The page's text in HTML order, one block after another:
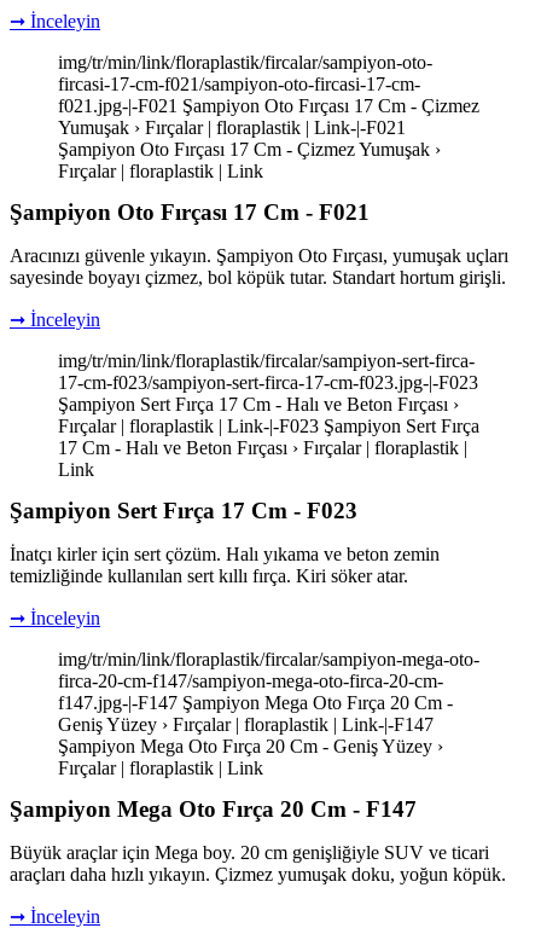
➞ İnceleyin
img/tr/min/link/floraplastik/fircalar/sampiyon-oto-
fircasi-17-cm-f021/sampiyon-oto-fircasi-17-cm-
f021.jpg-|-F021 Şampiyon Oto Fırçası 17 Cm - Çizmez
Yumuşak › Fırçalar | floraplastik | Link-|-F021
Şampiyon Oto Fırçası 17 Cm - Çizmez Yumuşak ›
Fırçalar | floraplastik | Link
Şampiyon Oto Fırçası 17 Cm - F021
Aracınızı güvenle yıkayın. Şampiyon Oto Fırçası, yumuşak uçları
sayesinde boyayı çizmez, bol köpük tutar. Standart hortum girişli.
➞ İnceleyin
img/tr/min/link/floraplastik/fircalar/sampiyon-sert-firca-
17-cm-f023/sampiyon-sert-firca-17-cm-f023.jpg-|-F023
Şampiyon Sert Fırça 17 Cm - Halı ve Beton Fırçası ›
Fırçalar | floraplastik | Link-|-F023 Şampiyon Sert Fırça
17 Cm - Halı ve Beton Fırçası › Fırçalar | floraplastik |
Link
Şampiyon Sert Fırça 17 Cm - F023
İnatçı kirler için sert çözüm. Halı yıkama ve beton zemin
temizliğinde kullanılan sert kıllı fırça. Kiri söker atar.
➞ İnceleyin
img/tr/min/link/floraplastik/fircalar/sampiyon-mega-oto-
firca-20-cm-f147/sampiyon-mega-oto-firca-20-cm-
f147.jpg-|-F147 Şampiyon Mega Oto Fırça 20 Cm -
Geniş Yüzey › Fırçalar | floraplastik | Link-|-F147
Şampiyon Mega Oto Fırça 20 Cm - Geniş Yüzey ›
Fırçalar | floraplastik | Link
Şampiyon Mega Oto Fırça 20 Cm - F147
Büyük araçlar için Mega boy. 20 cm genişliğiyle SUV ve ticari
araçları daha hızlı yıkayın. Çizmez yumuşak doku, yoğun köpük.
➞ İnceleyin